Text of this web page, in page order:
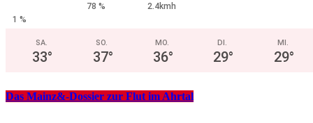
78 %
2.4kmh
1 %
SA.
33°
SO.
37°
MO.
36°
DI.
29°
MI.
29°
Das Mainz&-Dossier zur Flut im Ahrtal